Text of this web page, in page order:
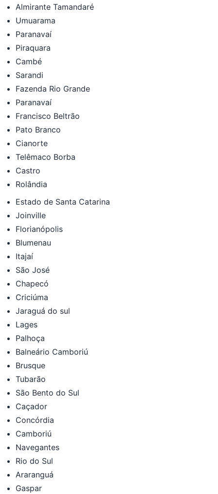
Almirante Tamandaré
Umuarama
Paranavaí
Piraquara
Cambé
Sarandi
Fazenda Rio Grande
Paranavaí
Francisco Beltrão
Pato Branco
Cianorte
Telêmaco Borba
Castro
Rolândia
Estado de Santa Catarina
Joinville
Florianópolis
Blumenau
Itajaí
São José
Chapecó
Criciúma
Jaraguá do sul
Lages
Palhoça
Balneário Camboriú
Brusque
Tubarão
São Bento do Sul
Caçador
Concórdia
Camboriú
Navegantes
Rio do Sul
Araranguá
Gaspar